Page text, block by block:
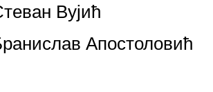
Вујић
Апостоловић